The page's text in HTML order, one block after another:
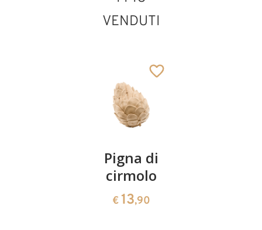
VENDUTI
Pigna di
cirmolo
€ 13,90